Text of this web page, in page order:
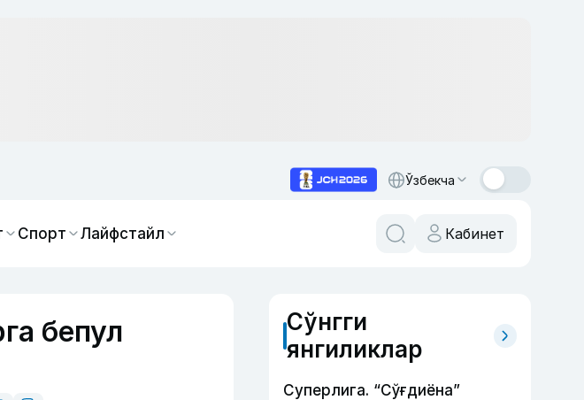
Ўзбекча
Спорт Лайфстайл Кабинет
бепул
Сўнгги
янгиликлар
Суперлига. “Сўғдиёна”